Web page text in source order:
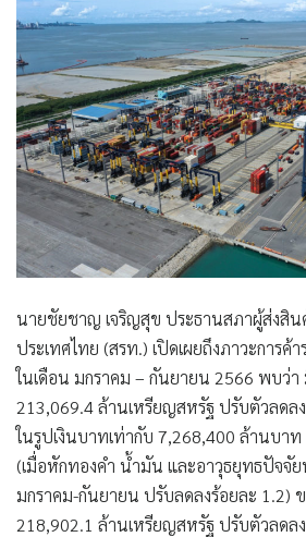
นายชัยชาญ เจริญสุข ประธานสภาผู้ส่งสิน
ประเทศไทย (สรท.) เปิดเผยถึงภาวะการค้
ในเดือน มกราคม – กันยายน 2566 พบว่า
213,069.4 ล้านเหรียญสหรัฐ ปรับตัวลดล
ในรูปเงินบาทเท่ากับ 7,268,400 ล้านบา
(เมื่อหักทองคำ น้ำมัน และอาวุธยุทธปัจจัย
มกราคม-กันยายน ปรับลดลงร้อยละ 1.2)
218,902.1 ล้านเหรียญสหรัฐ ปรับตัวลดล